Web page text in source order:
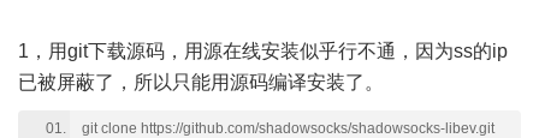
1，用git下载源码，用源在线安装似乎行不通，因为ss的ip
已被屏蔽了，所以只能用源码编译安装了。
git clone https://github.com/shadowsocks/shadowsocks-libev.git